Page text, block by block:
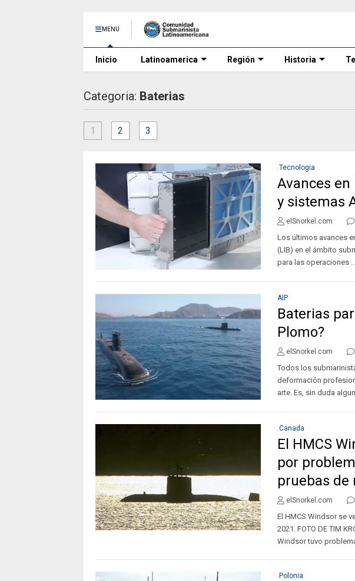
MENU
Inicio Latinoamerica Región Historia
Categoria: Baterias
1 2 3
.Tecnologia
Avances
y sistemas
elSnorkel.com
Los últimos avances
(LIB) en el ámbito
para las operaciones
AIP
Baterias
Plomo?
elSnorkel.com
Todos los
deformación
arte. Es, sin duda
.Canada
El HMCS
por
pruebas de
elSnorkel.com
El HMCS Windsor se
2021. FOTO DE TIM
Windsor tuvo
.Polonia